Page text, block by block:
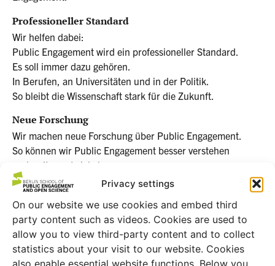
Privacy settings
On our website we use cookies and embed third
party content such as videos. Cookies are used to
allow you to view third-party content and to collect
statistics about your visit to our website. Cookies
also enable essential website functions. Below you
Professioneller Standard
Wir helfen dabei:
Public Engagement wird ein professioneller Standard.
Es soll immer dazu gehören.
In Berufen, an Universitäten und in der Politik.
So bleibt die Wissenschaft stark für die Zukunft.
Neue Forschung
Wir machen neue Forschung über Public Engagement.
So können wir Public Engagement besser verstehen
und weiter-entwickeln.
Unsere Wirkung
Die Berlin School wurde im Jahr 2020 gegründet
und gehört zum Museum für Naturkunde Berlin.
Mit unserer Arbeit unterstützen wir das Ziel vom Museum: